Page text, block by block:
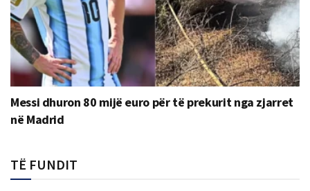
Messi dhuron 80 mijë euro për të prekurit nga zjarret
në Madrid
TË FUNDIT